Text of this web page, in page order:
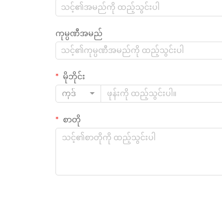
ကုမ္ပဏီအမည်
မိုဘိုင်း
ကုဒ်
စာတို